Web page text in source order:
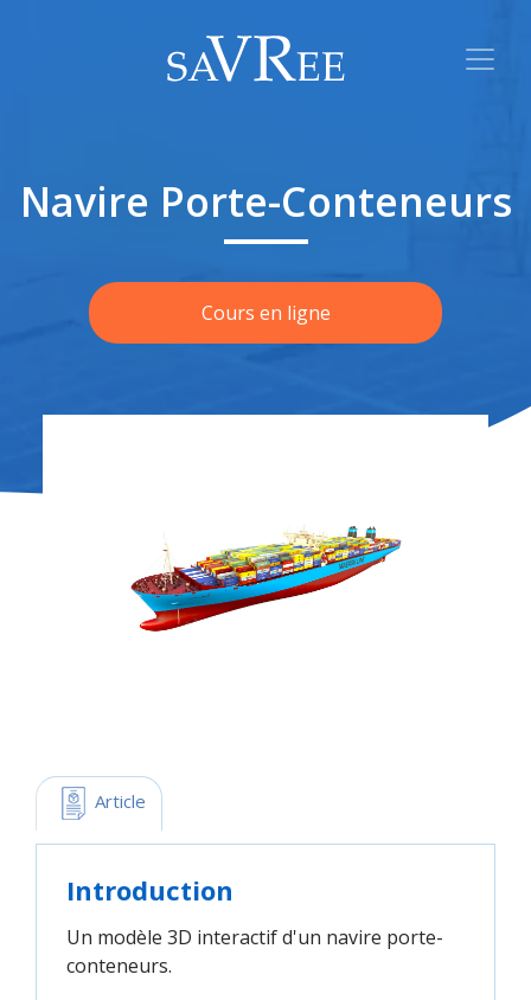
Navire Porte-Conteneurs
Cours en ligne
Article
Introduction
Un modèle 3D interactif d'un navire porte-
conteneurs.